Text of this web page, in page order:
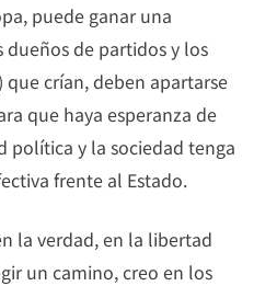
puede ganar una
dueños de partidos y los
que crían, deben apartarse
que haya esperanza de
política y la sociedad tenga
frente al Estado.
la verdad, en la libertad
un camino, creo en los